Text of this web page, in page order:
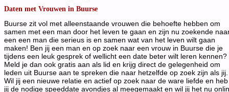
Daten met Vrouwen in Buurse
Buurse zit vol met alleenstaande vrouwen die behoefte hebben om
samen met een man door het leven te gaan en zijn nu zoekende
een een man die serieus is en samen wat van het leven wilt gaan
maken! Ben jij een man en op zoek naar een vrouw in Buurse die je
tijdens een leuk gesprek of wellicht een date beter wilt leren kennen?
Meld je dan ook gratis aan als lid en krijg direct de gelegenheid om
leden uit Buurse aan te spreken die naar hetzelfde op zoek zijn als jij.
Wil jij een nieuwe relatie en actief op zoek naar de ware liefde en heb
jij de nodige speeddate avondjes al meegemaakt en wil jij het nu